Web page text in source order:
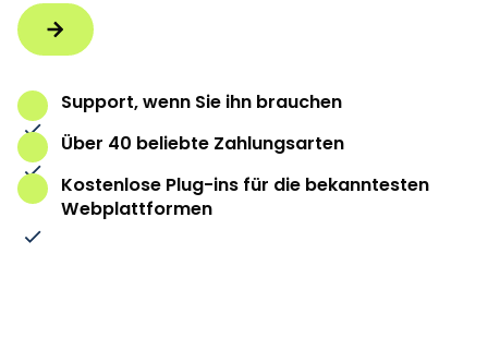
Support, wenn Sie ihn brauchen
Über 40 beliebte Zahlungsarten
Kostenlose Plug-ins für die bekanntesten
Webplattformen